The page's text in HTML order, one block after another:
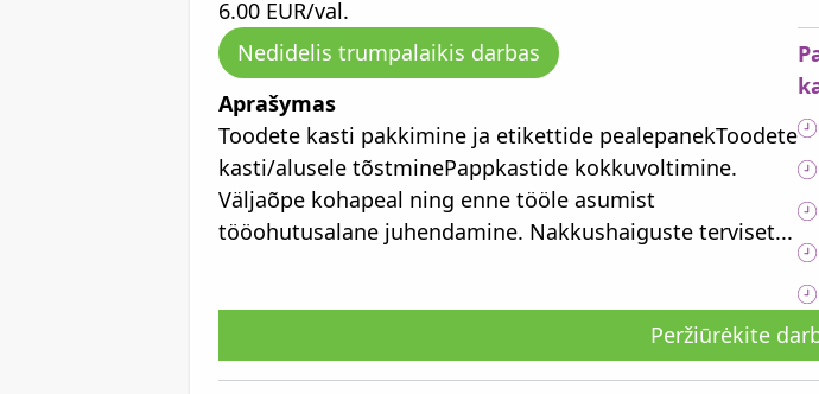
6.00 EUR/val.
Nedidelis trumpalaikis darbas
Aprašymas
Toodete kasti pakkimine ja etikettide pealepanekToodete
kasti/alusele tõstminePappkastide kokkuvoltimine.
Väljaõpe kohapeal ning enne tööle asumist
tööohutusalane juhendamine. Nakkushaiguste terviset...
Peržiūrėkite